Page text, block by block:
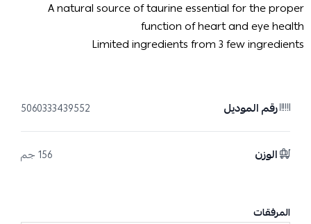
A natural source of taurine essential for the proper
function of heart and eye health
Limited ingredients from 3 few ingredients
رقم الموديل 5060333439552
الوزن 156 جم
المرفقات